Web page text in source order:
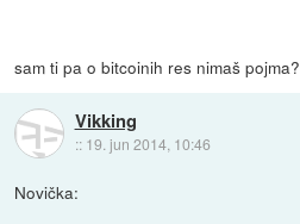
sam ti pa o bitcoinih res nimaš pojma?
Vikking
:: 19. jun 2014, 10:46
Novička: